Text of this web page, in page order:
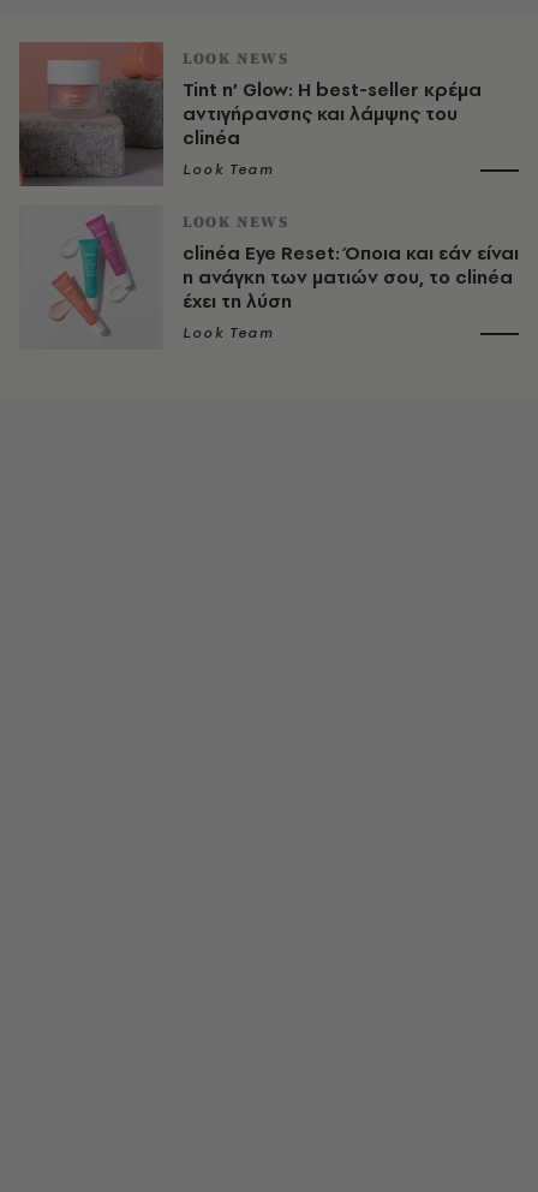
LOOK NEWS
Tint n’ Glow: Η best-seller κρέμα
αντιγήρανσης και λάμψης του
clinéa
Look Team
LOOK NEWS
clinéa Eye Reset: Όποια και εάν είναι
η ανάγκη των ματιών σου, το clinéa
έχει τη λύση
Look Team